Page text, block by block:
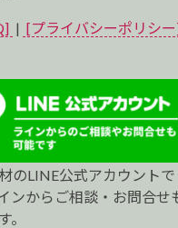
| [プライバシーポリシ
のLINE公式アカウントで
ンからご相談・お問合せ
。